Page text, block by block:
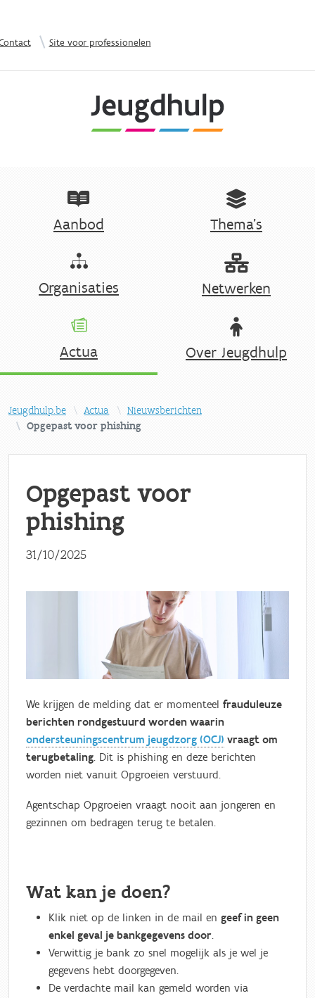
| Site voor professionelen
Aanbod Thema's
Organisaties Netwerken
Actua Over Jeugdhulp
Jeugdhulp.be Actua
Nieuwsberichten
Opgepast voor phishing
Opgepast voor
phishing
31/10/2025
We krijgen de melding dat er momenteel frauduleuze
berichten rondgestuurd worden waarin
ondersteuningscentrum jeugdzorg (OCJ) vraagt om
terugbetaling. Dit is phishing en deze berichten
worden niet vanuit Opgroeien verstuurd.
Agentschap Opgroeien vraagt nooit aan jongeren en
gezinnen om bedragen terug te betalen.
Wat kan je doen?
Klik niet op de linken in de mail en geef in geen
enkel geval je bankgegevens door.
Verwittig je bank zo snel mogelijk als je wel je
gegevens hebt doorgegeven.
De verdachte mail kan gemeld worden via